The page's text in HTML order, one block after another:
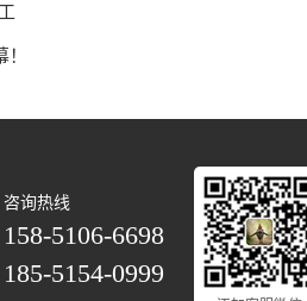
咨询热线
158-5106-6698
185-5154-0999